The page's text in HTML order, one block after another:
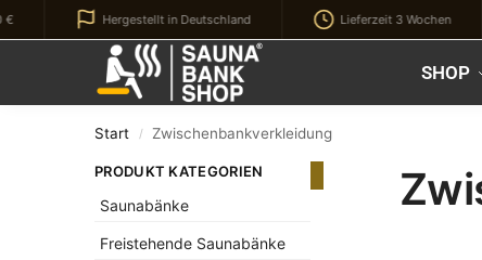
Hergestellt in Deutschland Lieferzeit 3 Wochen
SHOP
Kürzlich hinzugefügt
Start / Zwischenbankverkleidung
PRODUKT KATEGORIEN
Saunabänke
Freistehende Saunabänke